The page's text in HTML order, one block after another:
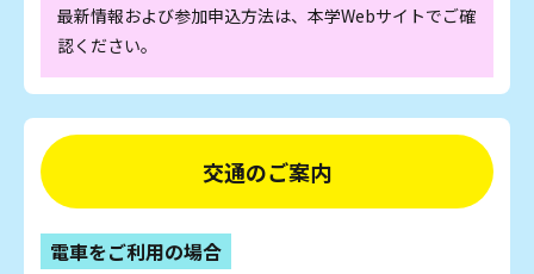
最新情報および参加申込方法は、本学Webサイトでご確
認ください。
交通のご案内
電車をご利用の場合